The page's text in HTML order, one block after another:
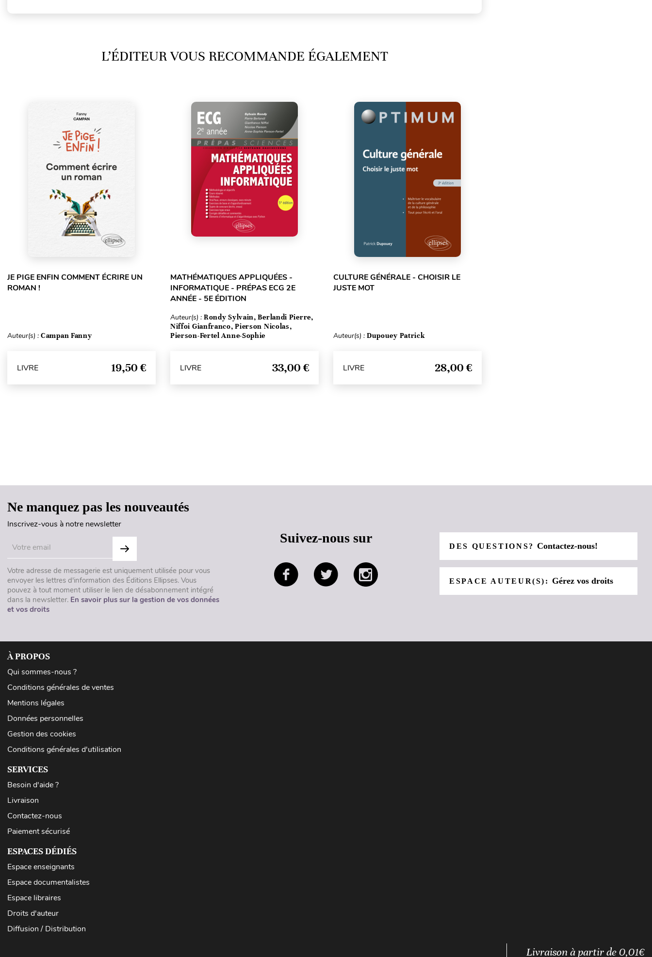
L’ÉDITEUR VOUS RECOMMANDE ÉGALEMENT
JE PIGE ENFIN COMMENT ÉCRIRE UN
ROMAN !
Auteur(s) : Campan Fanny
LIVRE 19,50 €
MATHÉMATIQUES APPLIQUÉES -
INFORMATIQUE - PRÉPAS ECG 2E
ANNÉE - 5E ÉDITION
Auteur(s) : Rondy Sylvain, Berlandi Pierre,
Niffoi Gianfranco, Pierson Nicolas,
Pierson-Fertel Anne-Sophie
LIVRE 33,00 €
CULTURE GÉNÉRALE - CHOISIR LE
JUSTE MOT
Auteur(s) : Dupouey Patrick
LIVRE 28,00 €
Ne manquez pas les nouveautés
Inscrivez-vous à notre newsletter
Votre adresse de messagerie est uniquement utilisée pour vous
envoyer les lettres d'information des Éditions Ellipses. Vous
pouvez à tout moment utiliser le lien de désabonnement intégré
dans la newsletter. En savoir plus sur la gestion de vos données
et vos droits
Suivez-nous sur
DES QUESTIONS?Contactez-nous!
ESPACE AUTEUR(S): Gérez vos droits
À PROPOS
Qui sommes-nous ?
Conditions générales de ventes
Mentions légales
Données personnelles
Gestion des cookies
Conditions générales d'utilisation
SERVICES
Besoin d'aide ?
Livraison
Contactez-nous
Paiement sécurisé
ESPACES DÉDIÉS
Espace enseignants
Espace documentalistes
Espace libraires
Droits d'auteur
Diffusion / Distribution
Livraison à partir de 0,01€